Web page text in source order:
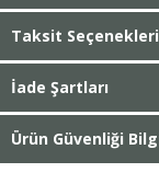
Taksit Seçenekleri
İade Şartları
Ürün Güvenliği